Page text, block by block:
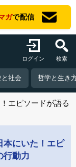
ガで配信
ログイン 検索
と社会 哲学と生き
エピソードが語る
本にいた！エピ
行動力